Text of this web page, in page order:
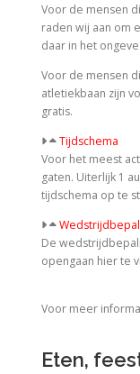
Voor de mensen
raden wij aan om
daar in het
Voor de mensen
atletiekbaan zijn
gratis.
Tijdschema
Voor het meest
gaten. Uiterlijk 1
tijdschema op te
De
opengaan hier te
Voor meer
Eten,